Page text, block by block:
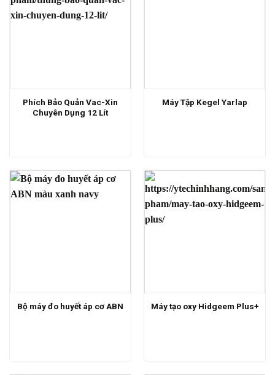
Phích Bảo Quản Vac-Xin
Chuyên Dụng 12 Lít
Máy Tập Kegel Yarlap
Bộ máy đo huyết áp cơ ABN Máy tạo oxy Hidgeem Plus+